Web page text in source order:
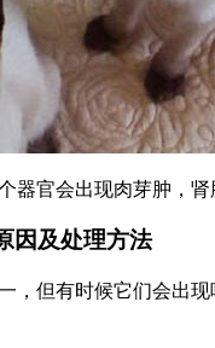
器官会出现肉芽肿，
因及处理方法
，但有时候它们会出